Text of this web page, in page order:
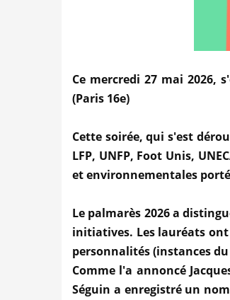
Ce mercredi 27 mai 2026,
(Paris 16e)
Cette soirée, qui s'est
LFP, UNFP, Foot Unis,
et environnementales
Le palmarès 2026 a
initiatives. Les lauréats ont
personnalités (instances
Comme l'a annoncé
Séguin a enregistré un